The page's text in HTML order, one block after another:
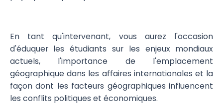
En tant qu'intervenant, vous aurez l'occasion
d'éduquer les étudiants sur les enjeux mondiaux
actuels, l'importance de l'emplacement
géographique dans les affaires internationales et la
façon dont les facteurs géographiques influencent
les conflits politiques et économiques.